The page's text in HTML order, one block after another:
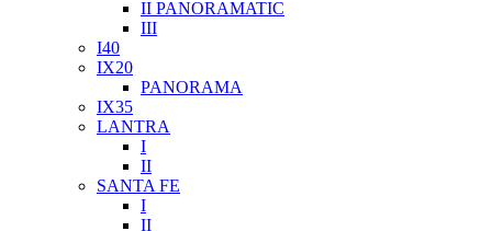
II PANORAMATIC
III
I40
IX20
PANORAMA
IX35
LANTRA
I
II
SANTA FE
I
II